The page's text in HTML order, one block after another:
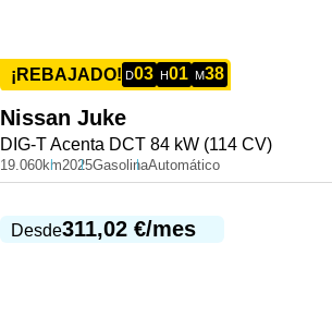
¡REBAJADO! D03 H01 M38
Nissan Juke
DIG-T Acenta DCT 84 kW (114 CV)
19.060km2025GasolinaAutomático
Desde311,02 €/mes